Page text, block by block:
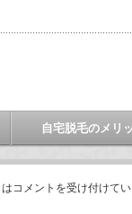
自宅脱毛のメリ
コメントを受け付けて